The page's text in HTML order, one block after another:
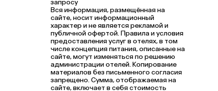
запросу
Вся информация, размещённая на
сайте, носит информационный
характер и не является рекламой и
публичной офертой. Правила и условия
предоставления услуг в отелях, в том
числе концепция питания, описанные на
сайте, могут изменяться по решению
администрации отелей. Копирование
материалов без письменного согласия
запрещено. Сумма, отображаемая на
сайте, включает в себя стоимость